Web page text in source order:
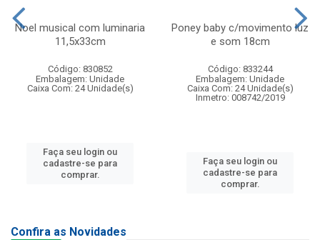
Noel musical com luminaria
11,5x33cm
Código: 830852
Embalagem: Unidade
Caixa Com: 24 Unidade(s)
Faça seu login ou
cadastre-se para
comprar.
Poney baby c/movimento luz
e som 18cm
Código: 833244
Embalagem: Unidade
Caixa Com: 24 Unidade(s)
Inmetro: 008742/2019
Faça seu login ou
cadastre-se para
comprar.
Confira as Novidades